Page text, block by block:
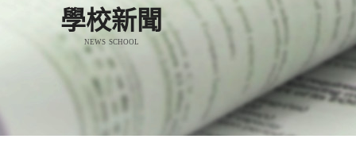
學校新聞
NEWS SCHOOL